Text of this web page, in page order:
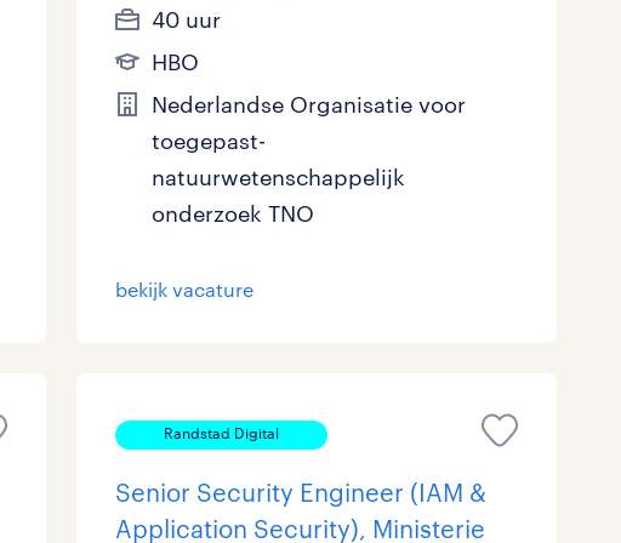
Marketing & Communicatie
Overheid 75
Schoonmaak 22
309
40 uur
HBO
Nederlandse Organisatie voor
toegepast-
natuurwetenschappelijk
onderzoek TNO
bekijk vacature
Randstad Digital
Senior Security Engineer (IAM &
Application Security), Ministerie